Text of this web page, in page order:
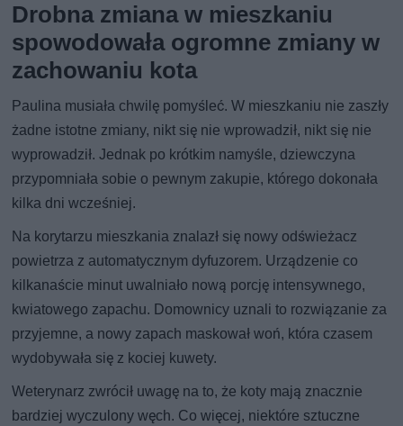
Drobna zmiana w mieszkaniu
spowodowała ogromne zmiany w
zachowaniu kota
Paulina musiała chwilę pomyśleć. W mieszkaniu nie zaszły
żadne istotne zmiany, nikt się nie wprowadził, nikt się nie
wyprowadził. Jednak po krótkim namyśle, dziewczyna
przypomniała sobie o pewnym zakupie, którego dokonała
kilka dni wcześniej.
Na korytarzu mieszkania znalazł się nowy odświeżacz
powietrza z automatycznym dyfuzorem. Urządzenie co
kilkanaście minut uwalniało nową porcję intensywnego,
kwiatowego zapachu. Domownicy uznali to rozwiązanie za
przyjemne, a nowy zapach maskował woń, która czasem
wydobywała się z kociej kuwety.
Weterynarz zwrócił uwagę na to, że koty mają znacznie
bardziej wyczulony węch. Co więcej, niektóre sztuczne